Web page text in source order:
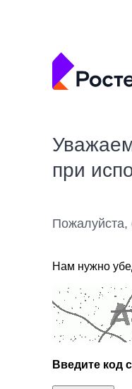
при
Пожалуйста,
Нам нужно
Введите код